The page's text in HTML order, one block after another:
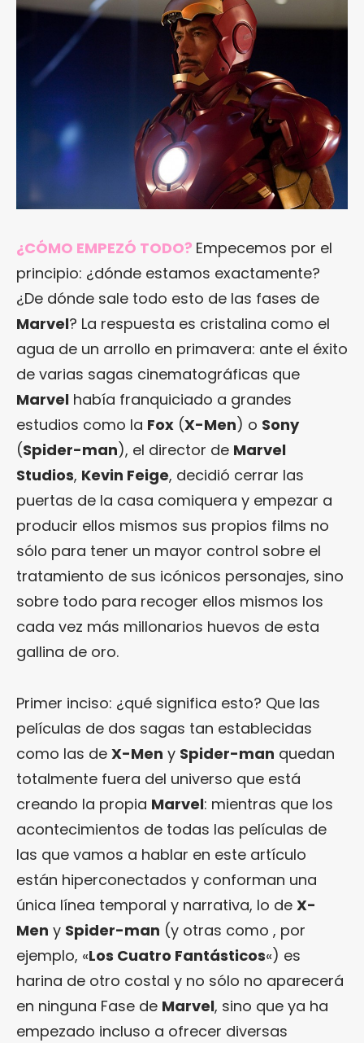
¿CÓMO EMPEZÓ TODO? Empecemos por el
principio: ¿dónde estamos exactamente?
¿De dónde sale todo esto de las fases de
Marvel? La respuesta es cristalina como el
agua de un arrollo en primavera: ante el éxito
de varias sagas cinematográficas que
Marvel había franquiciado a grandes
estudios como la Fox (X-Men) o Sony
(Spider-man), el director de Marvel
Studios, Kevin Feige, decidió cerrar las
puertas de la casa comiquera y empezar a
producir ellos mismos sus propios films no
sólo para tener un mayor control sobre el
tratamiento de sus icónicos personajes, sino
sobre todo para recoger ellos mismos los
cada vez más millonarios huevos de esta
gallina de oro.
Primer inciso: ¿qué significa esto? Que las
películas de dos sagas tan establecidas
como las de X-Men y Spider-man quedan
totalmente fuera del universo que está
creando la propia Marvel: mientras que los
acontecimientos de todas las películas de
las que vamos a hablar en este artículo
están hiperconectados y conforman una
única línea temporal y narrativa, lo de X-
Men y Spider-man (y otras como , por
ejemplo, «Los Cuatro Fantásticos«) es
harina de otro costal y no sólo no aparecerá
en ninguna Fase de Marvel, sino que ya ha
empezado incluso a ofrecer diversas